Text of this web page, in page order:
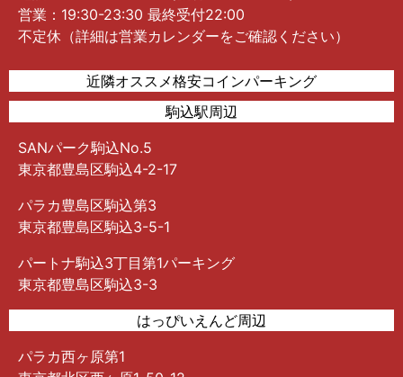
営業：19:30-23:30 最終受付22:00
不定休（詳細は営業カレンダーをご確認ください）
近隣オススメ格安コインパーキング
駒込駅周辺
SANパーク駒込No.5
東京都豊島区駒込4-2-17
パラカ豊島区駒込第3
東京都豊島区駒込3-5-1
パートナ駒込3丁目第1パーキング
東京都豊島区駒込3-3
はっぴいえんど周辺
パラカ西ヶ原第1